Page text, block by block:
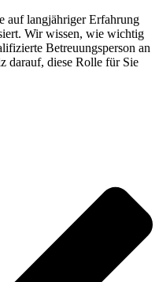
auf langjähriger Erfahrung
Wir wissen, wie wichtig
Betreuungsperson an
darauf, diese Rolle für Sie